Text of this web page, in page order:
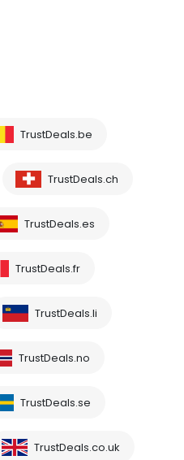
TrustDeals.be
TrustDeals.ch
TrustDeals.es
TrustDeals.fr
TrustDeals.li
TrustDeals.no
TrustDeals.se
TrustDeals.co.uk